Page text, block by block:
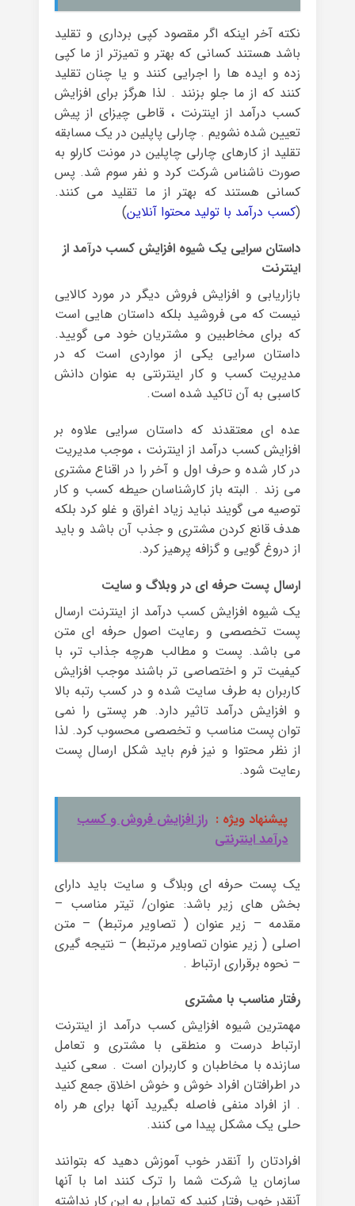
نکته آخر اینکه اگر مقصود کپی برداری و تقلید
باشد هستند کسانی که بهتر و تمیزتر از ما کپی
زده و ایده ها را اجرایی کنند و یا چنان تقلید
کنند که از ما جلو بزنند . لذا هرگز برای افزایش
کسب درآمد از اینترنت ، قاطی چیزای از پیش
تعیین شده نشویم . چارلی پاپلین در یک مسابقه
تقلید از کارهای چارلی چاپلین در مونت کارلو به
صورت ناشناس شرکت کرد و نفر سوم شد. پس
کسانی هستند که بهتر از ما تقلید می کنند.
(کسب درآمد با تولید محتوا آنلاین)
داستان سرایی یک شیوه افزایش کسب درآمد از
اینترنت
بازاریابی و افزایش فروش دیگر در مورد کالایی
نیست که می فروشید بلکه داستان هایی است
که برای مخاطبین و مشتریان خود می گویید.
داستان سرایی یکی از مواردی است که در
مدیریت کسب و کار اینترنتی به عنوان دانش
کاسبی به آن تاکید شده است.
عده ای معتقدند که داستان سرایی علاوه بر
افزایش کسب درآمد از اینترنت ، موجب مدیریت
در کار شده و حرف اول و آخر را در اقناع مشتری
می زند . البته باز کارشناسان حیطه کسب و کار
توصیه می گویند نباید زیاد اغراق و غلو کرد بلکه
هدف قانع کردن مشتری و جذب آن باشد و باید
از دروغ گویی و گزافه پرهیز کرد.
ارسال پست حرفه ای در وبلاگ و سایت
یک شیوه افزایش کسب درآمد از اینترنت ارسال
پست تخصصی و رعایت اصول حرفه ای متن
می باشد. پست و مطالب هرچه جذاب تر، با
کیفیت تر و اختصاصی تر باشند موجب افزایش
کاربران به طرف سایت شده و در کسب رتبه بالا
و افزایش درآمد تاثیر دارد. هر پستی را نمی
توان پست مناسب و تخصصی محسوب کرد. لذا
از نظر محتوا و نیز فرم باید شکل ارسال پست
رعایت شود.
پیشنهاد ویژه : راز افزایش فروش و کسب
درآمد اینترنتی
یک پست حرفه ای وبلاگ و سایت باید دارای
بخش های زیر باشد: عنوان/ تیتر مناسب –
مقدمه – زیر عنوان ( تصاویر مرتبط) – متن
اصلی ( زیر عنوان تصاویر مرتبط) – نتیجه گیری
– نحوه برقراری ارتباط .
رفتار مناسب با مشتری
مهمترین شیوه افزایش کسب درآمد از اینترنت
ارتباط درست و منطقی با مشتری و تعامل
سازنده با مخاطبان و کاربران است . سعی کنید
در اطرافتان افراد خوش و خوش اخلاق جمع کنید
. از افراد منفی فاصله بگیرید آنها برای هر راه
حلی یک مشکل پیدا می کنند.
افرادتان را آنقدر خوب آموزش دهید که بتوانند
سازمان یا شرکت شما را ترک کنند اما با آنها
آنقدر خوب رفتار کنید که تمایل به این کار نداشته